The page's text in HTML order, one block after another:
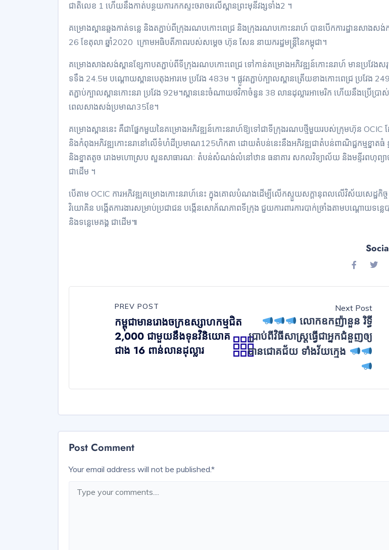
ជាតិលេខ 1 ហើយនឹងកាត់បន្ថយការកកស្ទះចរាចរលើស្ពានព្រះមុនីវង្សទាំង2 ។
គម្រោងស្ពានឆ្លងកាត់ទន្លេ និងតភ្ជាប់ពីក្រុងរណបកោះពេជ្រ និងក្រុងរណបកោះនរាហ៍ បានបើកការដ្ឋានសាងសង់
26 ខែតុលា ឆ្នាំ2020 ក្រោមអធិបតីភាពរបស់សម្តេច ហ៊ុន សែន នាយករដ្ឋមន្ត្រីនៃកម្ពុជា។
គម្រោងសាងសង់ស្ពានខ្សែកាបតភ្ជាប់ពីទីក្រុងរណបកោះពេជ្រ ទៅកាន់គម្រោងអភិវឌ្ឍន៍កោះនរាហ៍ មានប្រវែង
ទទឹង 24.5ម បណ្តោយស្ពានបេតុងអារមេ ប្រវែង 483ម ។ ផ្លូវតភ្ជាប់ក្បាលស្ពានត្រើយខាងកោះពេជ្រ ប្រវែង 249
តភ្ជាប់ក្បាលស្ពានកោះនរា ប្រវែង 92ម។ស្ពាននេះចំណាយថវិកាចំនួន 38 លានដុល្លារអាមេរិក ហើយនឹងប្រើប្រា
ពេលសាងសង់ប្រមាណ35ខែ។
គម្រោងស្ពាននេះ គឺជាផ្នែកមួយនៃគម្រោងអភិវឌ្ឍន៍កោះនរាហ៍ឱ្យទៅជាទីក្រុងរណបថ្មីមួយរបស់ក្រុមហ៊ុន OCIC
និងកំពុងអភិវឌ្ឍកោះនរានៅលើទំហំដីប្រមាណ125ហិកតា ដោយតំបន់នេះនឹងអភិវឌ្ឍជាតំបន់ពាណិជ្ជកម្មខ្នាតធំ ខ្
និងខ្នាតតូច រោងមហោស្រប សួនសាធារណៈ តំបន់សំណង់លំនៅឋាន ធនាគារ សកលវិទ្យាល័យ និងមន្ទីរពហុព្យ
ជាដើម ។
បើតាម OCIC ការអភិវឌ្ឍគម្រោងកោះនរាហ៍នេះ ក្នុងគោលបំណងដើម្បីលើកស្ទួយសក្តានុពលលើវិស័យសេដ្ឋកិច្
វិយោគិន បង្កើតការងារសម្រាប់ប្រជាជន បង្កើនសោភ័ណភាពទីក្រុង ជួយការពារការបាក់ច្រាំងតាមបណ្តោយទន្លេ
និងទន្លេមេគង្គ ជាដើម៕
PREV POST
កម្ពុជាមានរោងចក្រឧស្សាហកម្មជិត
2,000 ជាមួយនឹងទុនវិនិយោគ
ជាង 16 ពាន់លានដុល្លារ
Next Post
លោកឧកញ៉ានួន រិទ្ធី
ប្រាប់ពីវិធីសាស្ត្រធ្វើជាអ្នកជំនួញឲ្យ
បានជោគជ័យ ទាំងវ័យក្មេង
Post Comment
Your email address will not be published.*